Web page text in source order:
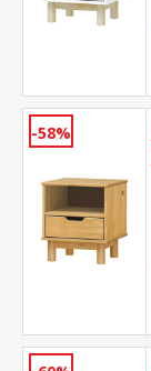
-58%